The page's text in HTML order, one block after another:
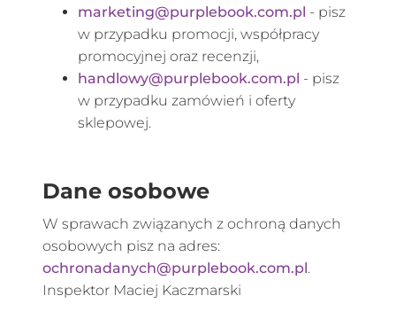
marketing@purplebook.com.pl - pisz
w przypadku promocji, współpracy
promocyjnej oraz recenzji,
handlowy@purplebook.com.pl - pisz
w przypadku zamówień i oferty
sklepowej.
Dane osobowe
W sprawach związanych z ochroną danych
osobowych pisz na adres:
ochronadanych@purplebook.com.pl.
Inspektor Maciej Kaczmarski